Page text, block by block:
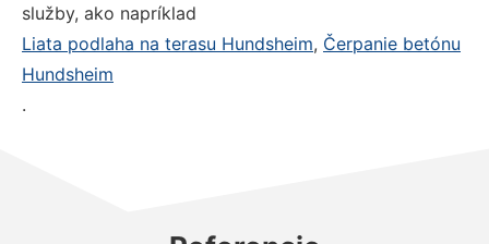
služby, ako napríklad
Liata podlaha na terasu Hundsheim, Čerpanie betónu
Hundsheim
.